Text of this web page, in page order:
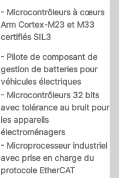
- Microcontrôleurs à cœurs
Arm Cortex-M23 et M33
certifiés SIL3
- Pilote de composant de
gestion de batteries pour
véhicules électriques
- Microcontrôleurs 32 bits
avec tolérance au bruit pour
les appareils
électroménagers
- Microprocesseur industriel
avec prise en charge du
protocole EtherCAT